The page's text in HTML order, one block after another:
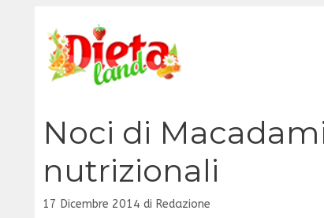
contenuto
Noci di
nutrizionali
17 Dicembre 2014 di Redazione